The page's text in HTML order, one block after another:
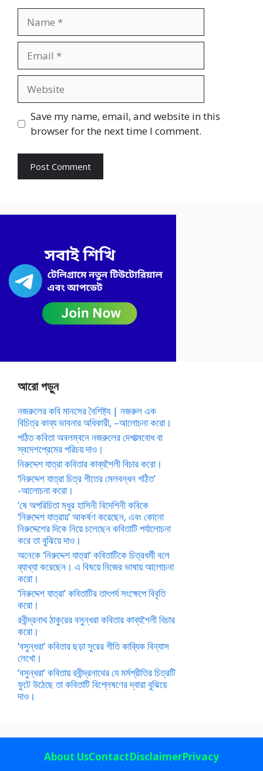
Save my name, email, and website in this
browser for the next time I comment.
আরো পড়ুন
নজরুলের কবি মানসের বৈশিষ্ট্য | নজরুল এক
বিচিত্র কাব্য ভাবনার অধিকারী, –আলোচনা করো।
পঠিত কবিতা অবলম্বনে নজরুলের দেশাত্মবোধ বা
স্বদেশপ্রেমের পরিচয় দাও।
নিরুদ্দেশ যাত্রা কবিতার কাব্যশৈলী বিচার করো।
‘নিরুদ্দেশ যাত্রা চিত্র গীতের মেলবন্ধন গঠিত’
-আলোচনা করো।
‘ষে অপরিচিতা মধুর হাসিনী বিদেশিনী কবিকে
‘নিরুদ্দেশ যাত্রায়’ আকর্ষণ করেছেন, এবং কোনো
নিরুদ্দেশের দিকে নিয়ে চলেছেন কবিতাটি পর্যালোচনা
করে তা বুঝিয়ে দাও।
অনেকে ‘নিরুদ্দেশ যাত্রা’ কবিতাটিকে চিত্রধর্মী বলে
ব্যাখ্যা করেছেন। এ বিষয়ে নিজের ভাষায় আলোচনা
করো।
‘নিরুদ্দেশ যাত্রা’ কবিতাটির তাৎপর্য সংক্ষেপে বিবৃতি
করো।
রবীন্দ্রনাথ ঠাকুরের বসুন্ধরা কবিতার কাব্যশৈলী বিচার
করো।
‘বসুন্ধরা’ কবিতার ছড়া সুরের গীতি কাব্যিক বিন্যাস
লেখো।
‘বসুন্ধরা’ কবিতায় রবীন্দ্রনাথের যে মর্মপ্রীতির চিত্রটি
ফুটে উঠেছে তা কবিতাটি বিশ্লেষণের দ্বারা বুঝিয়ে
দাও।
About UsContactDisclaimerPrivacy